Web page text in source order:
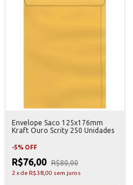
Envelope Saco 125x176mm
Kraft Ouro Scrity 250 Unidades
-5% OFF
R$76,00 R$80,00
2 xde R$38,00 sem juros